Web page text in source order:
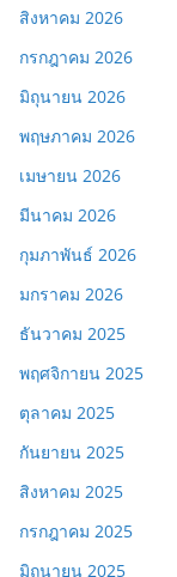
สิงหาคม 2026
กรกฎาคม 2026
มิถุนายน 2026
พฤษภาคม 2026
เมษายน 2026
มีนาคม 2026
กุมภาพันธ์ 2026
มกราคม 2026
ธันวาคม 2025
พฤศจิกายน 2025
ตุลาคม 2025
กันยายน 2025
สิงหาคม 2025
กรกฎาคม 2025
มิถุนายน 2025